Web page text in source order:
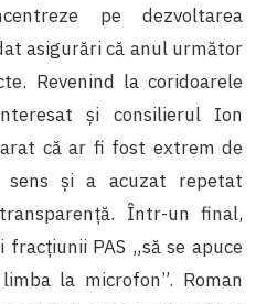
pe dezvoltarea
asigurări că anul următor
Revenind la coridoarele
și consilierul Ion
că ar fi fost extrem de
și a acuzat repetat
Într-un final,
PAS „să se apuce
la microfon”. Roman